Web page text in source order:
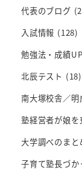
代表のブログ
入試情報 (128)
勉強法・成績UP
北辰テスト (18)
南大塚校舎／明
塾経営者が娘
大学調べのまと
子育て塾長づ